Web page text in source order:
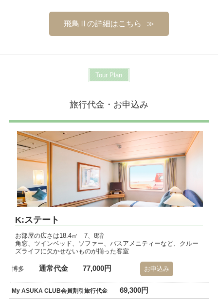
飛鳥Ⅱの詳細はこちら
Tour Plan
旅行代金・お申込み
K:ステート
お部屋の広さは18.4㎡ 7、8階
角窓、ツインベッド、ソファー、バスアメニティーなど、クルー
ズライフに欠かせないものが揃った客室
博多 通常代金 77,000円 お申込み
My ASUKA CLUB会員割引旅行代金 69,300円